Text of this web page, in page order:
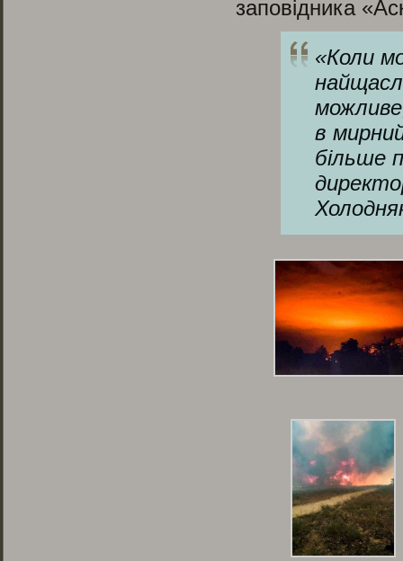
заповідника
«Коли
в
більше